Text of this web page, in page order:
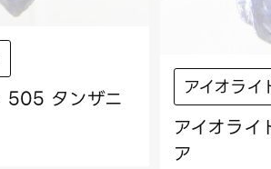
505 タンザニ
アイオライ
アイオラ
ア